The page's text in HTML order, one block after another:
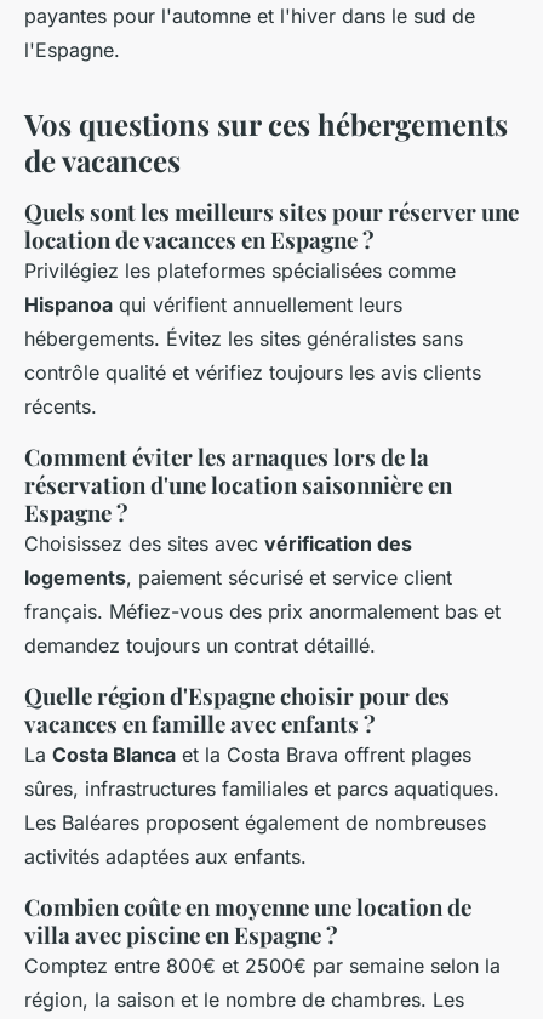
payantes pour l'automne et l'hiver dans le sud de
l'Espagne.
Vos questions sur ces hébergements
de vacances
Quels sont les meilleurs sites pour réserver une
location de vacances en Espagne ?
Privilégiez les plateformes spécialisées comme
Hispanoa qui vérifient annuellement leurs
hébergements. Évitez les sites généralistes sans
contrôle qualité et vérifiez toujours les avis clients
récents.
Comment éviter les arnaques lors de la
réservation d'une location saisonnière en
Espagne ?
Choisissez des sites avec vérification des
logements, paiement sécurisé et service client
français. Méfiez-vous des prix anormalement bas et
demandez toujours un contrat détaillé.
Quelle région d'Espagne choisir pour des
vacances en famille avec enfants ?
La Costa Blanca et la Costa Brava offrent plages
sûres, infrastructures familiales et parcs aquatiques.
Les Baléares proposent également de nombreuses
activités adaptées aux enfants.
Combien coûte en moyenne une location de
villa avec piscine en Espagne ?
Comptez entre 800€ et 2500€ par semaine selon la
région, la saison et le nombre de chambres. Les